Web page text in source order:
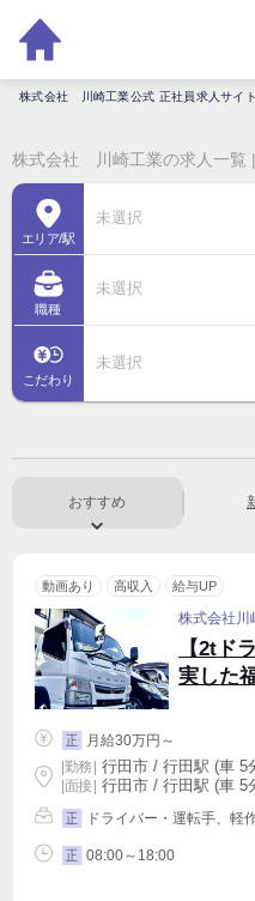
株式会社 川崎工業公式 正社員求人サイ
株式会社 川崎工業の求人一覧
エリア/駅
未選択
職種
未選択
こだわり
未選択
おすすめ
動画あり 高収入 給与UP
株式会社川
【2tド
実した
正
月給30万円～
|勤務 行田市 / 行田駅 (車 5
| 面接 | 行田市 / 行田駅 (車 5
正 ドライバー・運転手、軽
正 08:00～18:00